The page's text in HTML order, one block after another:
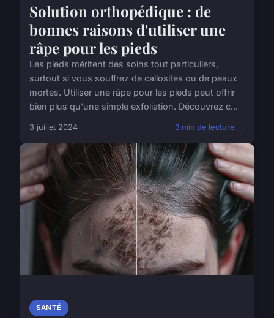
Solution orthopédique : de
bonnes raisons d'utiliser une
râpe pour les pieds
Les pieds méritent des soins tout particuliers,
surtout si vous souffrez de callosités ou de peaux
mortes. Utiliser une râpe pour les pieds peut offrir
bien plus qu'une simple exfoliation. Découvrez c...
3 juillet 2024 3 min de lecture →
SANTÉ